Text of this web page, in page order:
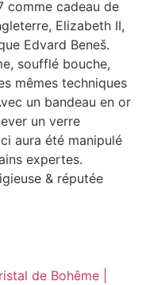
comme cadeau de
Elizabeth II,
Edvard Beneš.
soufflé bouche,
mêmes techniques
un bandeau en or
un verre
aura été manipulé
expertes.
& réputée
de Bohême |